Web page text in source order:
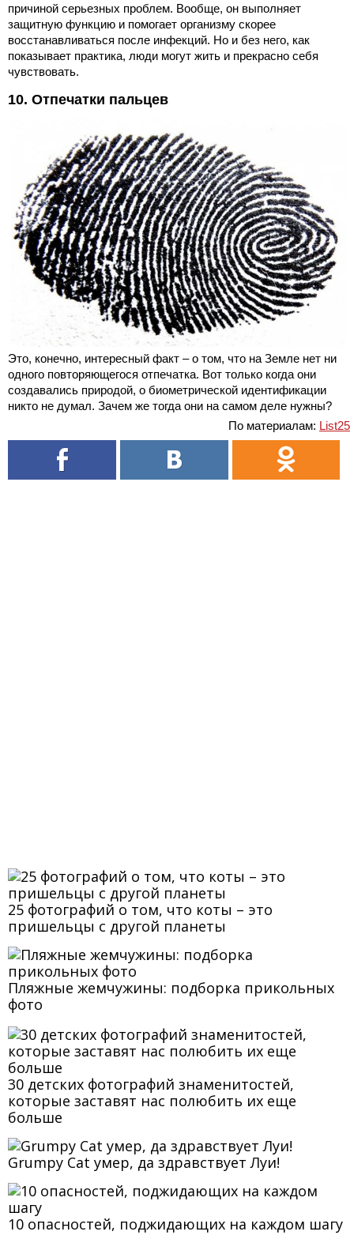
причиной серьезных проблем. Вообще, он выполняет
защитную функцию и помогает организму скорее
восстанавливаться после инфекций. Но и без него, как
показывает практика, люди могут жить и прекрасно себя
чувствовать.
10. Отпечатки пальцев
Это, конечно, интересный факт – о том, что на Земле нет ни
одного повторяющегося отпечатка. Вот только когда они
создавались природой, о биометрической идентификации
никто не думал. Зачем же тогда они на самом деле нужны?
По материалам: List25
25 фотографий о том, что коты – это
пришельцы с другой планеты
Пляжные жемчужины: подборка прикольных
фото
30 детских фотографий знаменитостей,
которые заставят нас полюбить их еще
больше
Grumpy Cat умер, да здравствует Луи!
10 опасностей, поджидающих на каждом шагу